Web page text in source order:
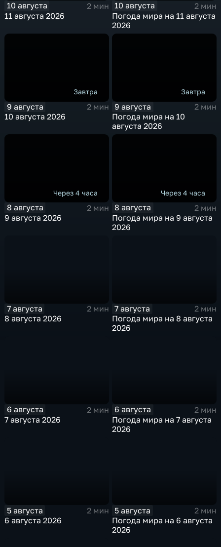
10 августа
2 мин
11 августа 2026
10 августа
2 мин
Погода мира на 11 августа
2026
Завтра
9 августа
2 мин
10 августа 2026
Завтра
9 августа
2 мин
Погода мира на 10
августа 2026
Через 4 часа
8 августа
2 мин
9 августа 2026
Через 4 часа
8 августа
2 мин
Погода мира на 9 августа
2026
7 августа
2 мин
8 августа 2026
7 августа
2 мин
Погода мира на 8 августа
2026
6 августа
2 мин
7 августа 2026
6 августа
2 мин
Погода мира на 7 августа
2026
5 августа
2 мин
6 августа 2026
5 августа
2 мин
Погода мира на 6 августа
2026